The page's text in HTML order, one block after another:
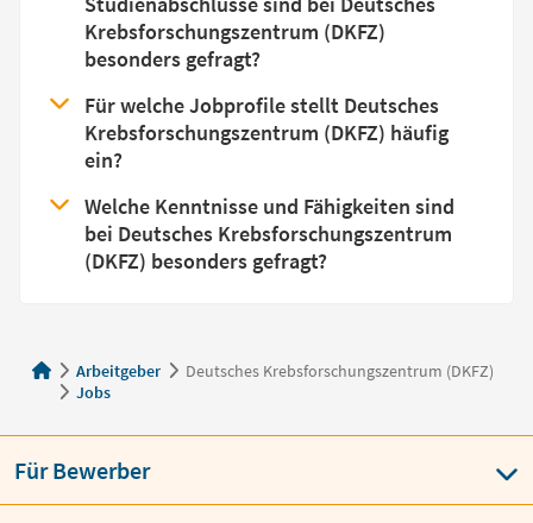
Krebsforschungszentrum (DKFZ)
besonders gefragt?
Für welche Jobprofile stellt Deutsches
Krebsforschungszentrum (DKFZ) häufig
ein?
Welche Kenntnisse und Fähigkeiten sind
bei Deutsches Krebsforschungszentrum
(DKFZ) besonders gefragt?
Arbeitgeber
Deutsches Krebsforschungszentrum (DKFZ)
Jobs
Für Bewerber